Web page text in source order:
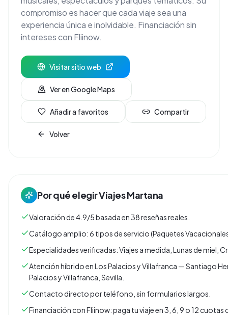
compromiso es hacer que cada viaje sea una
experiencia única e inolvidable. Financiación sin
intereses con Fliinow.
Visitar sitio web
Ver en Google Maps
Añadir a favoritos Compartir
Volver
Por qué elegirViajes Martana
Valoración de 4.9/5 basada en 38 reseñas reales.
Catálogo amplio: 6 tipos de servicio (Paquetes
Especialidades verificadas: Viajes a medida, Lunas de miel,
Atención híbrido en Los Palacios y Villafranca — Santiago
Palacios y Villafranca, Sevilla.
Contacto directo por teléfono, sin formularios largos.
Financiación con Fliinow: paga tu viaje en 3, 6, 9 o 12